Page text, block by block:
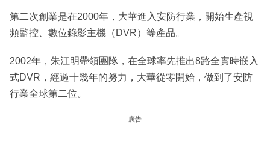
第二次創業是在2000年，大華進入安防行業，開始生產視
頻監控、數位錄影主機（DVR）等產品。
2002年，朱江明帶領團隊，在全球率先推出8路全實時嵌入
式DVR，經過十幾年的努力，大華從零開始，做到了安防
行業全球第二位。
廣告